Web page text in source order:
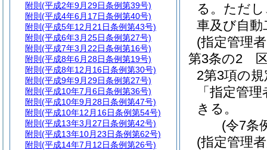
る。 ただ
車及び自
(指定管理
第3条の2
2第3項の
「指定管
きる。
(令7条
(指定管理
附則 (平成2年9月29日条例第39号)
附則 (平成4年6月17日条例第40号)
附則 (平成5年12月21日条例第43号)
附則 (平成6年3月25日条例第27号)
附則 (平成7年3月22日条例第16号)
附則 (平成8年6月28日条例第19号)
附則 (平成8年12月16日条例第30号)
附則 (平成9年9月29日条例第27号)
附則 (平成10年7月6日条例第36号)
附則 (平成10年9月28日条例第47号)
附則 (平成10年12月16日条例第54号)
附則 (平成13年3月27日条例第42号)
附則 (平成13年10月23日条例第62号)
附則 (平成14年7月12日条例第26号)